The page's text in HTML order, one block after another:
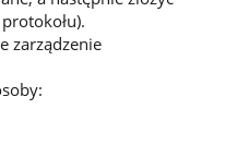
zarządzenie